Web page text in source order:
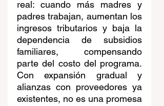
real: cuando más madres y
padres trabajan, aumentan los
ingresos tributarios y baja la
dependencia de subsidios
familiares, compensando
parte del costo del programa.
Con expansión gradual y
alianzas con proveedores ya
existentes, no es una promesa